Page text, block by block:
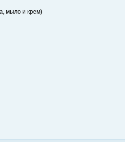
мыло и крем)